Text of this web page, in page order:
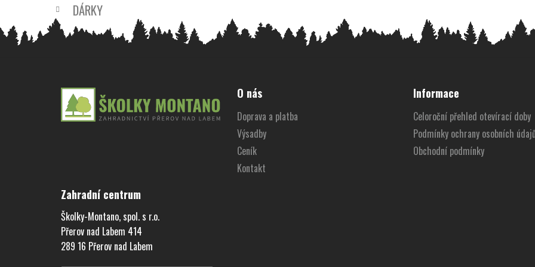
DÁRKY
O nás
Doprava a platba
Výsadby
Ceník
Kontakt
Informace
Celoroční přehled otevírací doby
Podmínky ochrany osobních
Obchodní podmínky
Zahradní centrum
Školky-Montano, spol. s r.o.
Přerov nad Labem 414
289 16 Přerov nad Labem